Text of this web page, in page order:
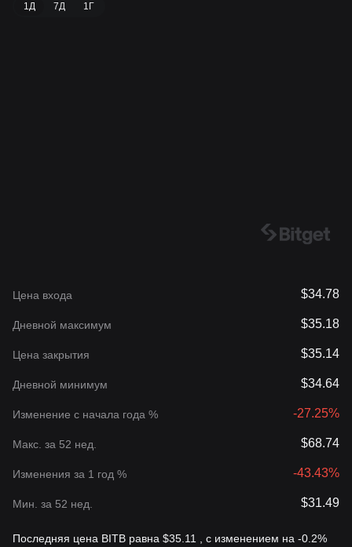
1Д 7Д 1Г
Цена входа $34.78
Дневной максимум $35.18
Цена закрытия $35.14
Дневной минимум $34.64
Изменение с начала года % -27.25%
Макс. за 52 нед. $68.74
Изменения за 1 год % -43.43%
Мин. за 52 нед. $31.49
Последняя цена BITB равна $35.11 , с изменением на -0.2%